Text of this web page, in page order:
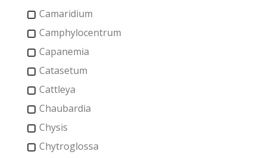
Camaridium
Camphylocentrum
Capanemia
Catasetum
Cattleya
Chaubardia
Chysis
Chytroglossa